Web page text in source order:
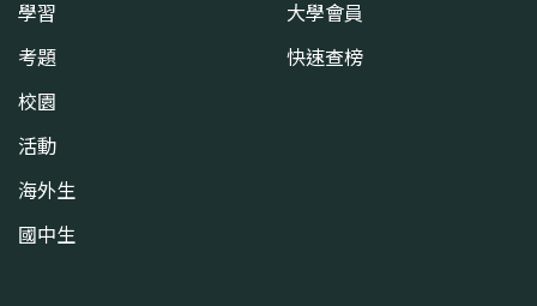
學習
考題
校園
活動
海外生
國中生
大學會員
快速查榜